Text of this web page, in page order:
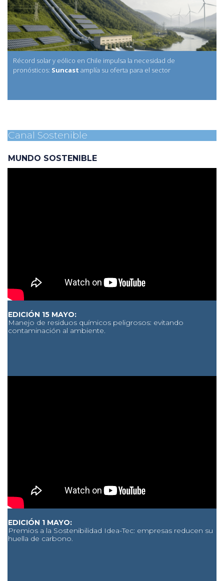
Récord solar y eólico en Chile impulsa la necesidad de
pronósticos: Suncast amplía su oferta para el sector
Canal Sostenible
MUNDO SOSTENIBLE
EDICIÓN 15 MAYO:
Manejo de residuos químicos peligrosos: evitando
contaminación al ambiente.
EDICIÓN 1 MAYO:
Premios a la Sostenibilidad Idea-Tec: empresas reducen su
huella de carbono.